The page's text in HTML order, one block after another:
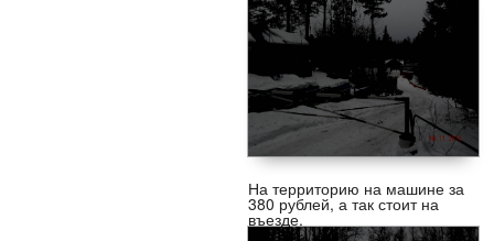
На территорию на машине за
380 рублей, а так стоит на
въезде.